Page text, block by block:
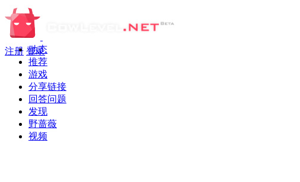
注册 登录
动态
推荐
游戏
分享链接
回答问题
发现
野蔷薇
视频